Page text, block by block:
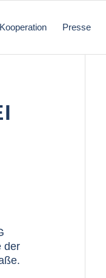
Presse
der